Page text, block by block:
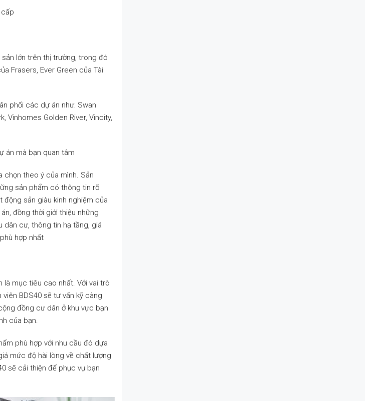
lớn trên thị trường, trong đó
Frasers, Ever Green của Tài
phối các dự án như: Swan
Vinhomes Golden River, Vincity,
án mà bạn quan tâm
chọn theo ý của mình. Sản
sản phẩm có thông tin rõ
động sản giàu kinh nghiệm của
đồng thời giới thiệu những
dân cư, thông tin hạ tầng, giá
hợp nhất
là mục tiêu cao nhất. Với vai trò
BDS40 sẽ tư vấn kỹ càng
đồng cư dân ở khu vực bạn
của bạn.
phù hợp với nhu cầu đó dựa
mức độ hài lòng về chất lượng
sẽ cải thiện để phục vụ bạn